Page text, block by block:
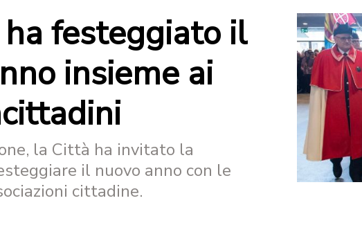
festeggiato il
insieme ai
la Città ha invitato la
il nuovo anno con le
cittadine.